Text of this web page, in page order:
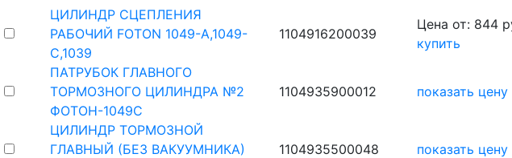
ЦИЛИНДР СЦЕПЛЕНИЯ
РАБОЧИЙ FOTON 1049-А,1049-
С,1039
1104916200039
Цена от: 844
купить
ПАТРУБОК ГЛАВНОГО
ТОРМОЗНОГО ЦИЛИНДРА №2
ФОТОН-1049С
1104935900012 показать цену
ЦИЛИНДР ТОРМОЗНОЙ
ГЛАВНЫЙ (БЕЗ ВАКУУМНИКА)
1104935500048 показать цену